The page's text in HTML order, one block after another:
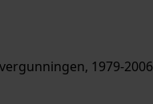
1979-2006